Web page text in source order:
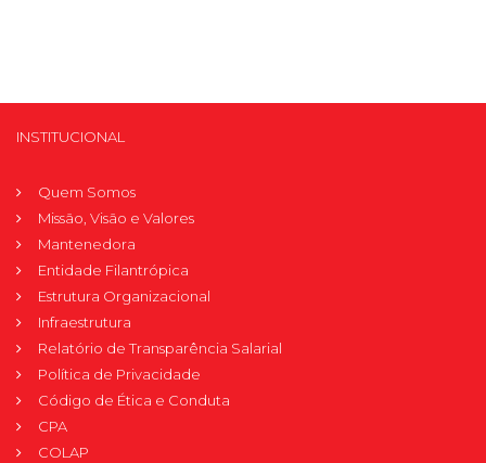
INSTITUCIONAL
Quem Somos
Missão, Visão e Valores
Mantenedora
Entidade Filantrópica
Estrutura Organizacional
Infraestrutura
Relatório de Transparência Salarial
Política de Privacidade
Código de Ética e Conduta
CPA
COLAP